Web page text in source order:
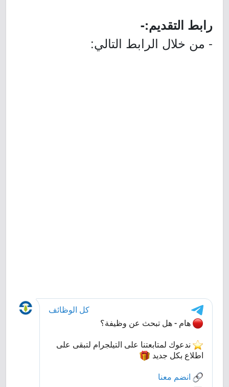
رابط التقديم:-
- من خلال الرابط التالي: